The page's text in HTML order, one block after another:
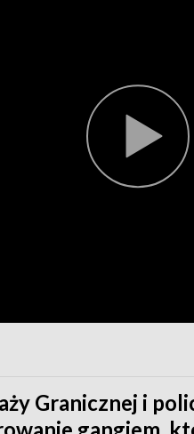
Granicznej i
gangiem,